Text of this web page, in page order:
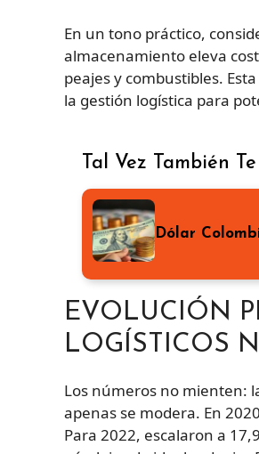
En un tono práctico,
almacenamiento eleva
peajes y combustibles.
la gestión logística para
Tal Vez También
Dólar
EVOLUCIÓN
LOGÍSTICOS
Los números no mienten:
apenas se modera. En
Para 2022, escalaron a